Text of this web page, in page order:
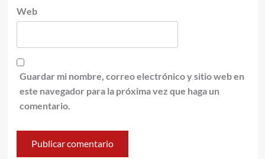
Web
Guardar mi nombre, correo electrónico y sitio web en
este navegador para la próxima vez que haga un
comentario.